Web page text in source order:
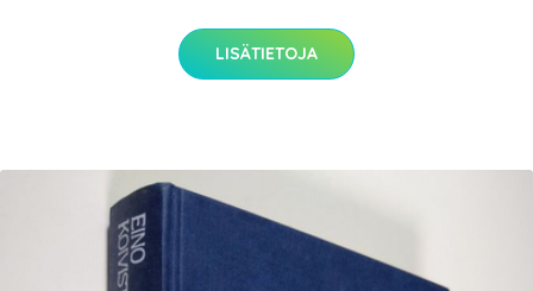
LISÄTIETOJA